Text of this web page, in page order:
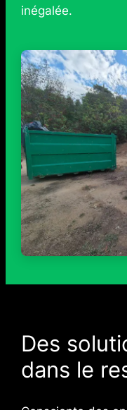
inégalée.
Des
dans le